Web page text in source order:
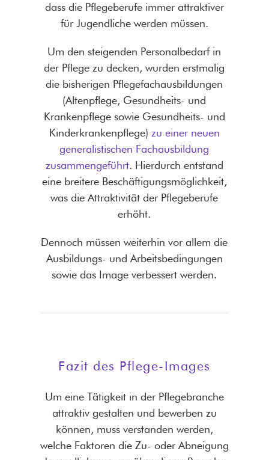
dass die Pflegeberufe immer attraktiver
für Jugendliche werden müssen.
Um den steigenden Personalbedarf in
der Pflege zu decken, wurden erstmalig
die bisherigen Pflegefachausbildungen
(Altenpflege, Gesundheits- und
Krankenpflege sowie Gesundheits- und
Kinderkrankenpflege) zu einer neuen
generalistischen Fachausbildung
zusammengeführt. Hierdurch entstand
eine breitere Beschäftigungsmöglichkeit,
was die Attraktivität der Pflegeberufe
erhöht.
Dennoch müssen weiterhin vor allem die
Ausbildungs- und Arbeitsbedingungen
sowie das Image verbessert werden.
Fazit des Pflege-Images
Um eine Tätigkeit in der Pflegebranche
attraktiv gestalten und bewerben zu
können, muss verstanden werden,
welche Faktoren die Zu- oder Abneigung